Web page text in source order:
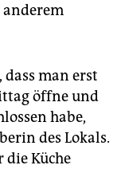
anderem
dass man erst
öffne und
habe,
des Lokals.
die Küche